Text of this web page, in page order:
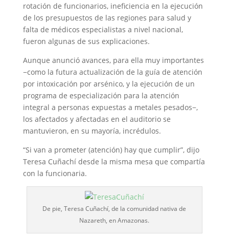
rotación de funcionarios, ineficiencia en la ejecución
de los presupuestos de las regiones para salud y
falta de médicos especialistas a nivel nacional,
fueron algunas de sus explicaciones.
Aunque anunció avances, para ella muy importantes
−como la futura actualización de la guía de atención
por intoxicación por arsénico, y la ejecución de un
programa de especialización para la atención
integral a personas expuestas a metales pesados−,
los afectados y afectadas en el auditorio se
mantuvieron, en su mayoría, incrédulos.
“Si van a prometer (atención) hay que cumplir”, dijo
Teresa Cuñachí desde la misma mesa que compartía
con la funcionaria.
De pie, Teresa Cuñachí, de la comunidad nativa de
Nazareth, en Amazonas.